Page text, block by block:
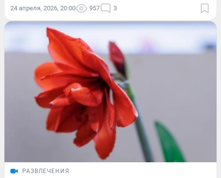
24 апреля, 2026, 20:00 957 3
РАЗВЛЕЧЕНИЯ